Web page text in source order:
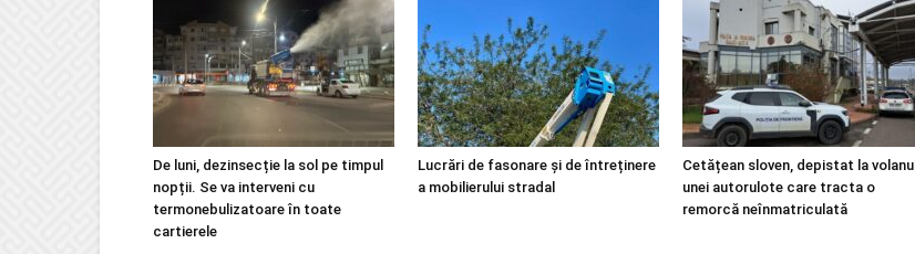
De luni, dezinsecție la sol pe timpul
nopții. Se va interveni cu
termonebulizatoare în toate
cartierele
Lucrări de fasonare și de întreținere
a mobilierului stradal
Cetățean sloven, depistat la volanul
unei autorulote care tracta o
remorcă neînmatriculată